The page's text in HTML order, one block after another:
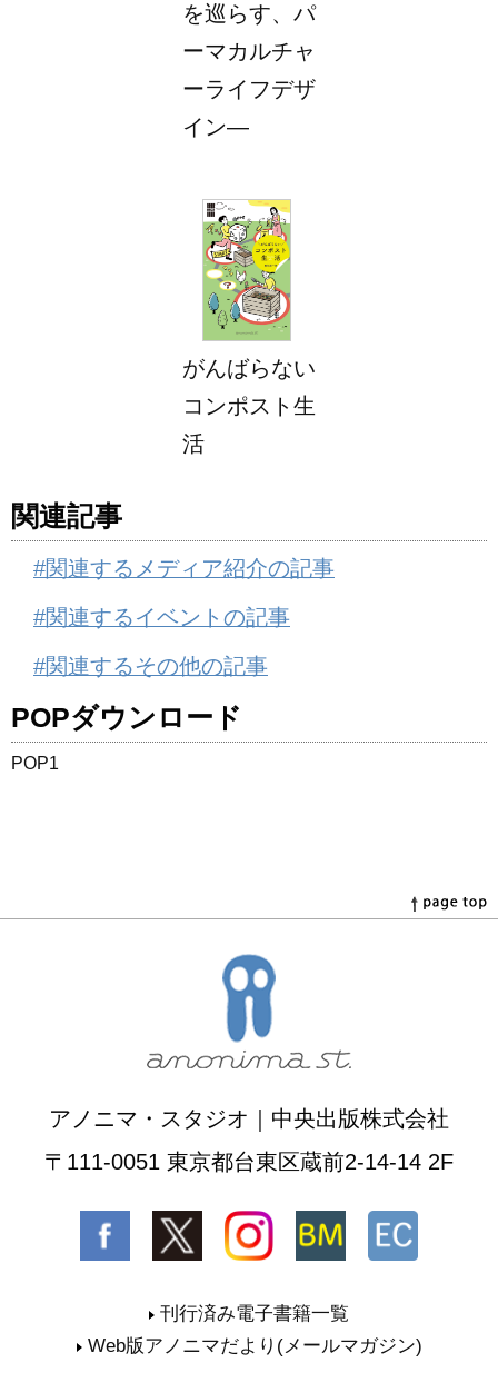
を巡らす、パ
ーマカルチャ
ーライフデザ
イン―
がんばらない
コンポスト生
活
関連記事
#関連するメディア紹介の記事
#関連するイベントの記事
#関連するその他の記事
POPダウンロード
POP1
アノニマ・スタジオ｜中央出版株式会社
〒111-0051 東京都台東区蔵前2-14-14 2F
刊行済み電子書籍一覧
Web版アノニマだより(メールマガジン)